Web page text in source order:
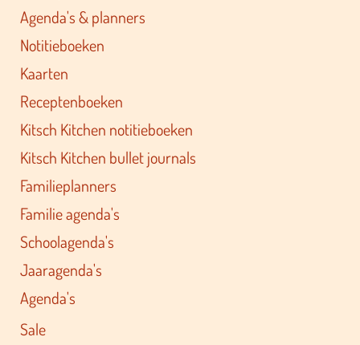
Agenda's & planners
Notitieboeken
Kaarten
Receptenboeken
Kitsch Kitchen notitieboeken
Kitsch Kitchen bullet journals
Familieplanners
Familie agenda's
Schoolagenda's
Jaaragenda's
Agenda's
Sale